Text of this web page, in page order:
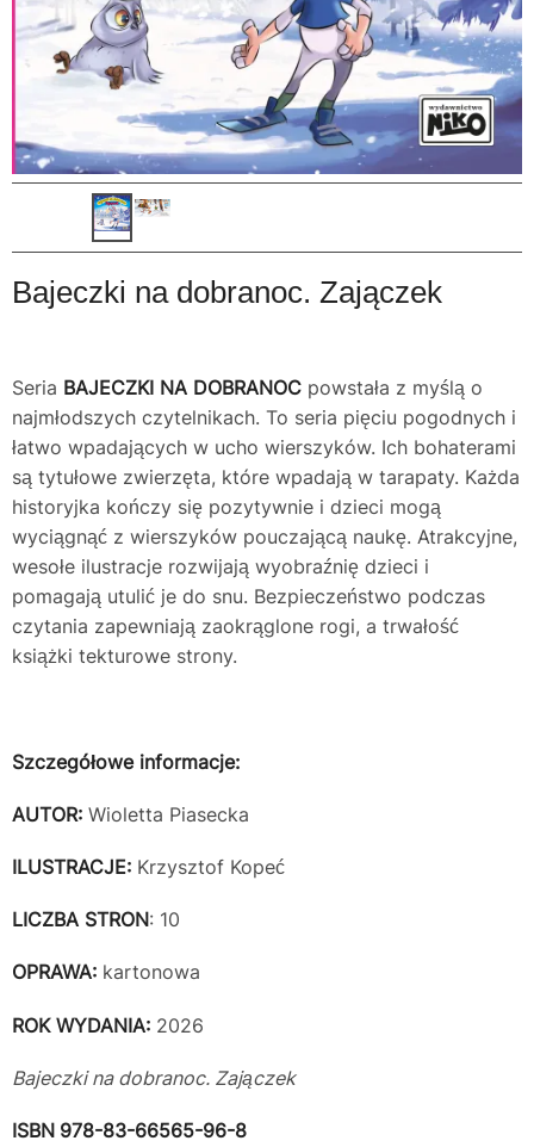
Bajeczki na dobranoc. Zajączek
Seria BAJECZKI NA DOBRANOC powstała z myślą o
najmłodszych czytelnikach. To seria pięciu pogodnych i
łatwo wpadających w ucho wierszyków. Ich bohaterami
są tytułowe zwierzęta, które wpadają w tarapaty. Każda
historyjka kończy się pozytywnie i dzieci mogą
wyciągnąć z wierszyków pouczającą naukę. Atrakcyjne,
wesołe ilustracje rozwijają wyobraźnię dzieci i
pomagają utulić je do snu. Bezpieczeństwo podczas
czytania zapewniają zaokrąglone rogi, a trwałość
książki tekturowe strony.
Szczegółowe informacje:
AUTOR: Wioletta Piasecka
ILUSTRACJE: Krzysztof Kopeć
LICZBA STRON: 10
OPRAWA: kartonowa
ROK WYDANIA: 2026
Bajeczki na dobranoc. Zajączek
ISBN 978-83-66565-96-8